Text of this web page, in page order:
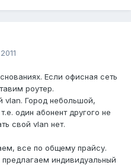
Если офисная сеть
роутер.
vlan. Город небольшой,
один абонент другого не
свой vlan нет.
все по общему прайсу.
индивидуальный